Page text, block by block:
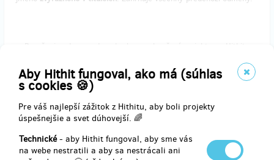
Aby Hithit fungoval, ako má (súhlas
s cookies 🍪)
Pre váš najlepší zážitok z Hithitu, aby boli projekty
úspešnejšie a svet dúhovejší. 🌈
Technické- aby Hithit fungoval, aby sme vás
na webe nestratili a aby sa nestrácali ani
Doručenia odmeny: do pol roka po ukončení projektu na Hithitu
(750 Kč)
Balíček pocty v herním světě